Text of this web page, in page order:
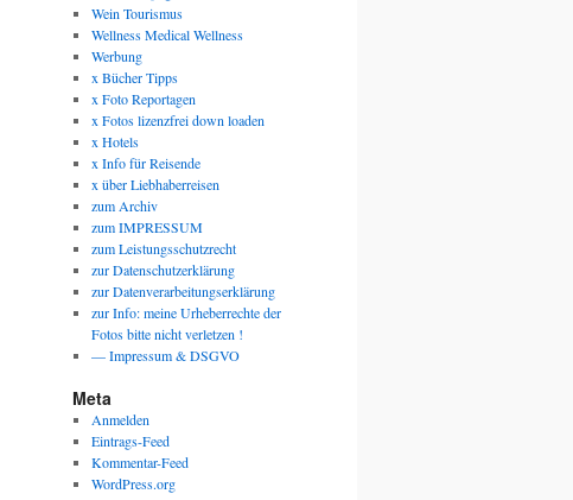
Wein Tourismus
Wellness Medical Wellness
Werbung
x Bücher Tipps
x Foto Reportagen
x Fotos lizenzfrei down loaden
x Hotels
x Info für Reisende
x über Liebhaberreisen
zum Archiv
zum IMPRESSUM
zum Leistungsschutzrecht
zur Datenschutzerklärung
zur Datenverarbeitungserklärung
zur Info: meine Urheberrechte der
Fotos bitte nicht verletzen !
— Impressum & DSGVO
Meta
Anmelden
Eintrags-Feed
Kommentar-Feed
WordPress.org